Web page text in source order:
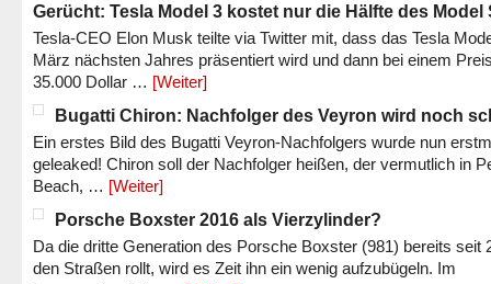
Gerücht: Tesla Model 3 kostet nur die Hälfte des Model
Tesla-CEO Elon Musk teilte via Twitter mit, dass das Tesla
März nächsten Jahres präsentiert wird und dann bei einem
35.000 Dollar … [Weiter]
Bugatti Chiron: Nachfolger des Veyron wird noch
Ein erstes Bild des Bugatti Veyron-Nachfolgers wurde nun
geleaked! Chiron soll der Nachfolger heißen, der vermutlich in
Beach, … [Weiter]
Porsche Boxster 2016 als Vierzylinder?
Da die dritte Generation des Porsche Boxster (981) bereits seit
den Straßen rollt, wird es Zeit ihn ein wenig aufzubügeln. Im